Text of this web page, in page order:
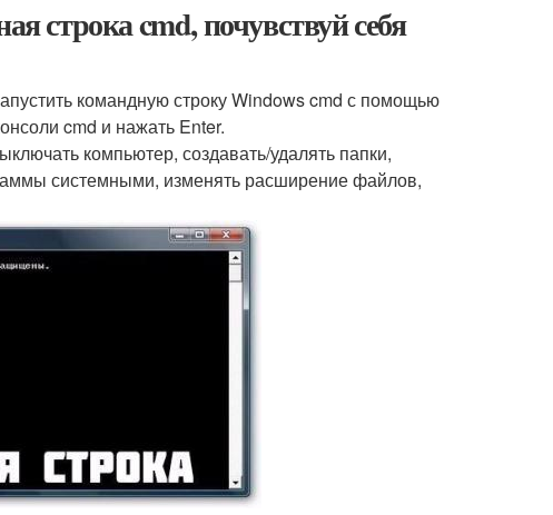
строка cmd, почувствуй себя
командную строку Windows cmd с помощью
cmd и нажать Enter.
компьютер, создавать/удалять папки,
системными, изменять расширение файлов,